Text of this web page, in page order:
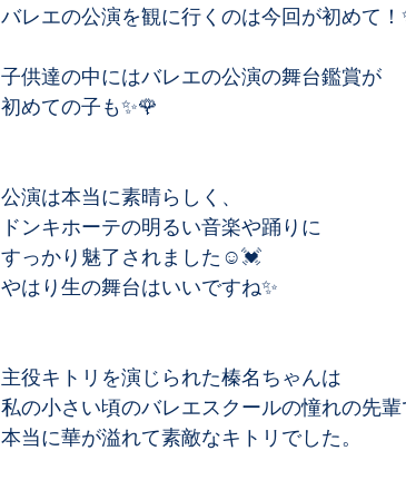
バレエの公演を観に行くのは今回が初めて！
子供達の中にはバレエの公演の舞台鑑賞が﻿
初めての子も✨🌹﻿
公演は本当に素晴らしく、﻿
ドンキホーテの明るい音楽や踊りに﻿
すっかり魅了されました☺️💓﻿
やはり生の舞台はいいですね✨﻿
主役キトリを演じられた榛名ちゃんは﻿
私の小さい頃のバレエスクールの憧れの先輩
本当に華が溢れて素敵なキトリでした。﻿